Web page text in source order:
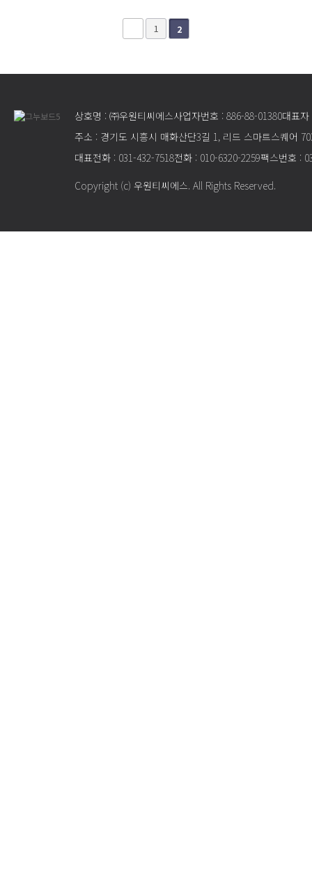
1 2
상호명 : ㈜우원티씨에스사업자번호 : 886-88-01380대표
주소 : 경기도 시흥시 매화산단3길 1, 리드 스마트스퀘어
대표전화 : 031-432-7518전화 : 010-6320-2259팩스번호 :
Copyright (c) 우원티씨에스. All Rights Reserved.